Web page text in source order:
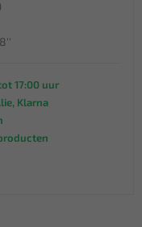
17:00 uur
Klarna